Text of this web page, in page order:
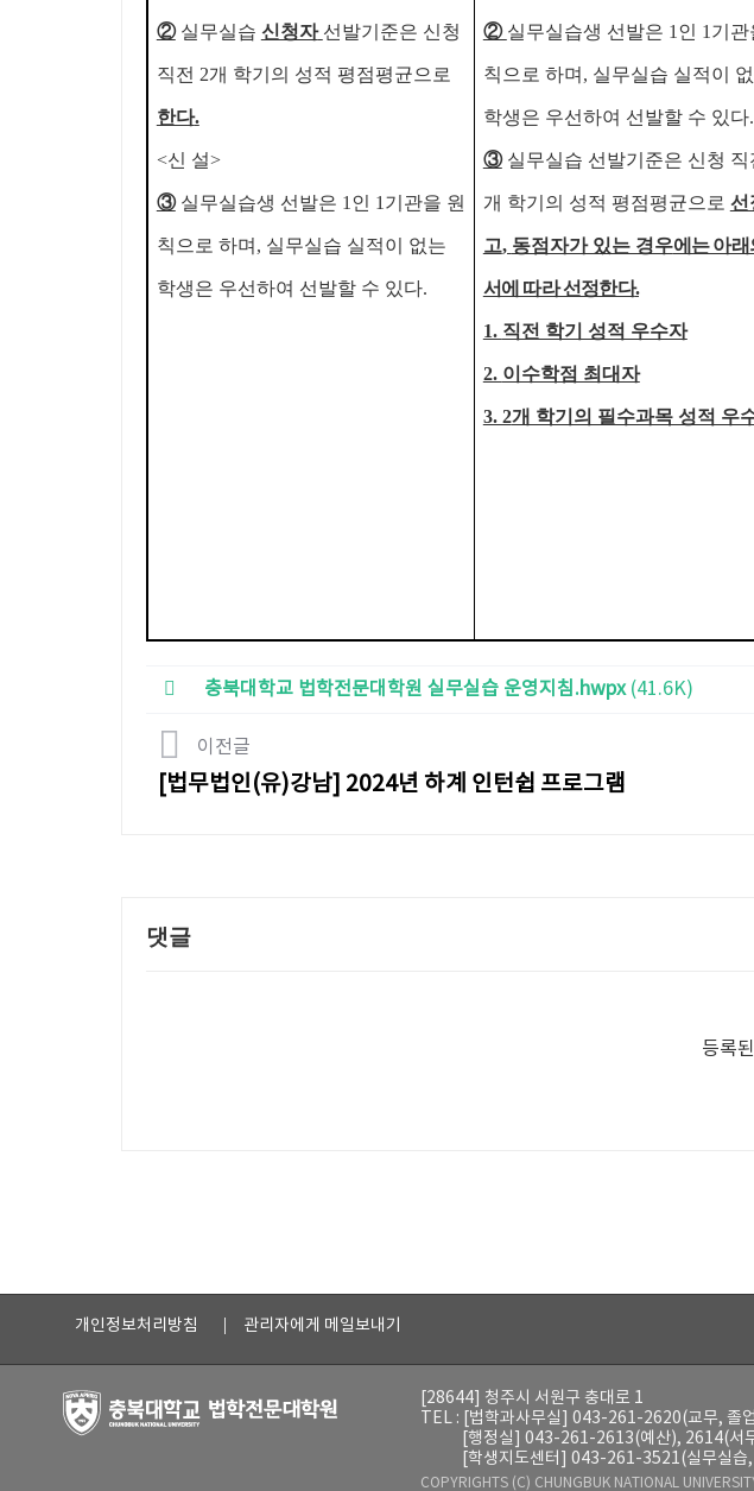
② 실무실습 신청자 선발기준은 신청
직전 2개 학기의 성적 평점평균으로
한다.
<신 설>
③ 실무실습생 선발은 1 인 1 기관을 원
칙으로 하며 , 실무실습 실적이 없는
학생은 우선하여 선발할 수 있다.
② 실무실습생 선발은 1 인 1 기관
칙으로 하며 , 실무실습 실적이
학생은 우선하여 선발할 수 있다.
③ 실무실습 선발기준은 신청 직
개 학기의 성적 평점평균으로 선
고, 동점자가 있는 경우에는 아래
서에 따라 선정한다.
1. 직전 학기 성적 우수자
2. 이수학점 최대자
3. 2개 학기의 필수과목 성적 우
충북대학교 법학전문대학원 실무실습 운영지침.hwpx(41.6K)
이전글
[법무법인(유)강남] 2024년 하계 인턴쉽 프로그램
댓글
등록
개인정보처리방침 관리자에게 메일보내기
[28644] 청주시 서원구 충대로 1
TEL : [법학과사무실] 043-261-2620(교무, 졸
[행정실] 043-261-2613(예산), 2614(서
[학생지도센터] 043-261-3521(실무실습,
COPYRIGHTS (C) CHUNGBUK NATIONAL